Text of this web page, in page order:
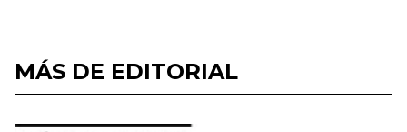
MÁS DE EDITORIAL